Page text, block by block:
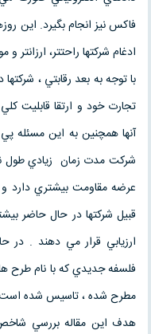
فاكس نيز انجام بگيرد. اين
ادغام شركتها راحتتر،
با توجه به بعد رقابتي ،
تجارت خود و ارتقا قابليت
آنها همچنين به اين مسئله
شركت مدت زمان زيادي طول
عرضه مقاومت بيشتري
قبيل شركتها در حال حاضر
ارزيابي قرار مي دهند . در
فلسفه جديدي كه با نام طرح
مطرح شده ، تاسيس شده